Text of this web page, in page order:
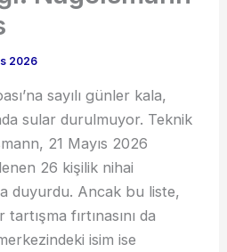
2026
sayılı günler kala,
sular durulmuyor. Teknik
21 Mayıs 2026
26 kişilik nihai
duyurdu. Ancak bu liste,
fırtınasını da
isim ise